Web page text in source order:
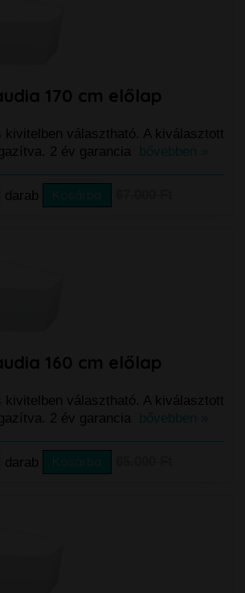
170 cm előlap
kivitelben választható. A kiválasztott
2 év garancia
bővebben »
darab Kosárba
160 cm előlap
kivitelben választható. A kiválasztott
2 év garancia
bővebben »
darab Kosárba